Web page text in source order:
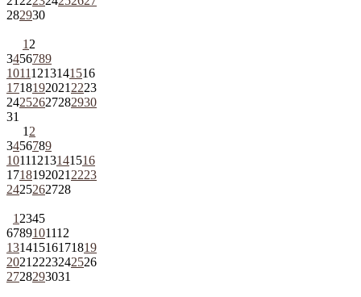
282930
1 2
3456789
10111213141516
1718192021 2223
24252627282930
31
1 2
3456789
10111213141516
1718192021 2223
2425262728
1 2345
6789101112
13141516171819
2021 2223242526
2728293031